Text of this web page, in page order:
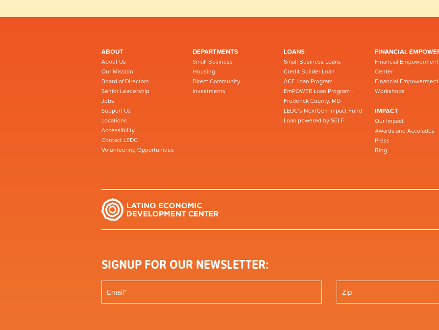
ABOUT
About Us
Our Mission
Board of Directors
Senior Leadership
Jobs
Support Us
Locations
Accessibility
Contact LEDC
Volunteering Opportunities
DEPARTMENTS
Small Business
Housing
Direct Community
Investments
LOANS
Small Business Loans
Credit Builder Loan
ACE Loan Program
EmPOWER Loan Program -
Frederick County, MD
LEDC’s NextGen Impact Fund
Loan powered by SELF
FINANCIAL
Financial Empowerment
Center
Financial Empowerment
Workshops
IMPACT
Our Impact
Awards and Accolades
Press
Blog
SIGNUP FOR OUR NEWSLETTER: